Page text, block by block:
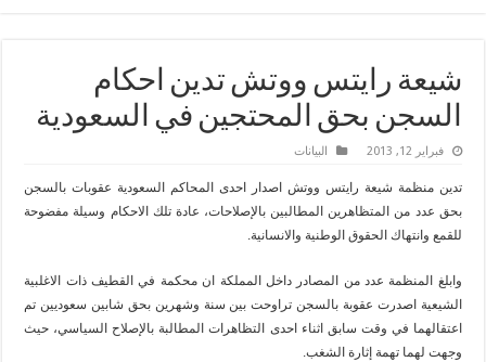
شيعة رايتس ووتش تدين احكام
السجن بحق المحتجين في السعودية
فبراير 12, 2013 البیانات
تدين منظمة شيعة رايتس ووتش اصدار احدى المحاكم السعودية عقوبات بالسجن
بحق عدد من المتظاهرين المطالبين بالإصلاحات، عادة تلك الاحكام وسيلة مفضوحة
للقمع وانتهاك الحقوق الوطنية والانسانية.
وابلغ المنظمة عدد من المصادر داخل المملكة ان محكمة في القطيف ذات الاغلبية
الشيعية اصدرت عقوبة بالسجن تراوحت بين سنة وشهرين بحق شابين سعوديين تم
اعتقالهما في وقت سابق اثناء احدى التظاهرات المطالبة بالإصلاح السياسي، حيث
وجهت لهما تهمة إثارة الشغب.